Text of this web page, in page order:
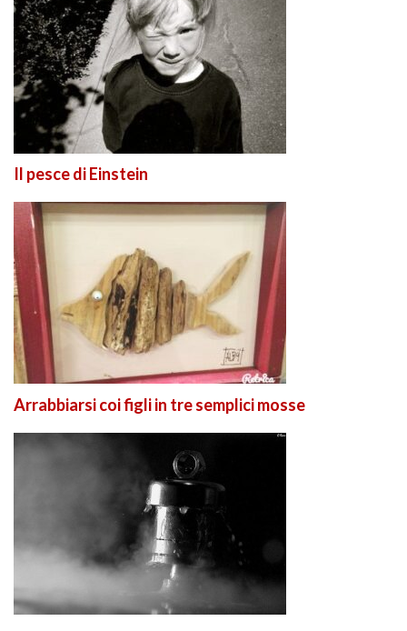
Il pesce di Einstein
Arrabbiarsi coi figli in tre semplici mosse